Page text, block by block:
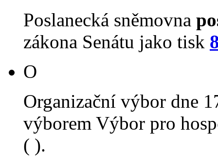
Poslanecká sněmovna
zákona Senátu jako tisk
O
Organizační výbor dne
výborem Výbor pro
( ).